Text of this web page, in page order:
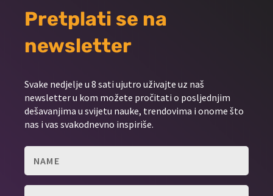
Pretplati se na
newsletter
Svake nedjelje u 8 sati ujutro uživajte uz naš
newsletter u kom možete pročitati o posljednjim
dešavanjima u svijetu nauke, trendovima i onome što
nas i vas svakodnevno inspiriše.